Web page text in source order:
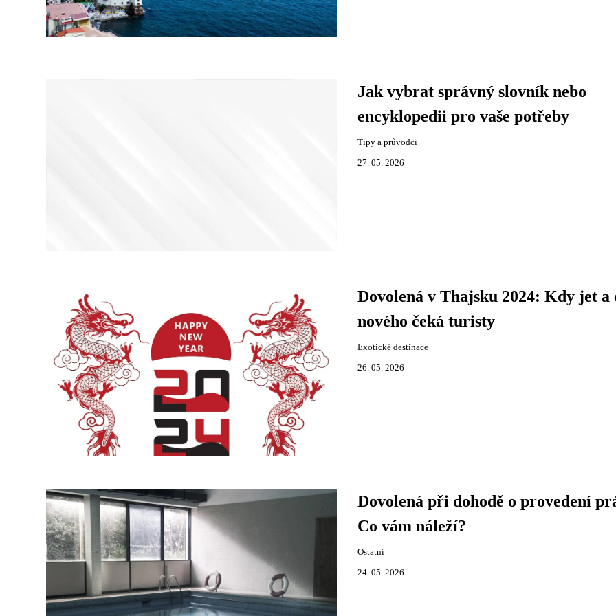
Jak vybrat správný slovník nebo
encyklopedii pro vaše potřeby
Tipy a průvodci
27. 05. 2026
Dovolená v Thajsku 2024: Kdy jet a
nového čeká turisty
Exotické destinace
26. 05. 2026
Dovolená při dohodě o provedení
Co vám náleží?
Ostatní
24. 05. 2026